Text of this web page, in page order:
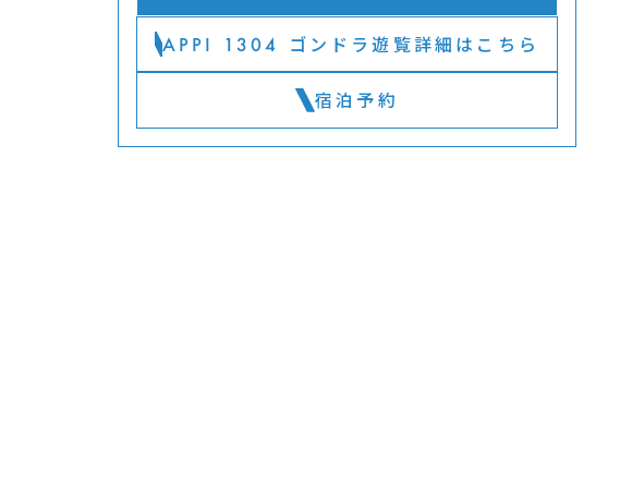
APPI 1304 ゴンドラ遊覧詳細はこちら
宿泊予約